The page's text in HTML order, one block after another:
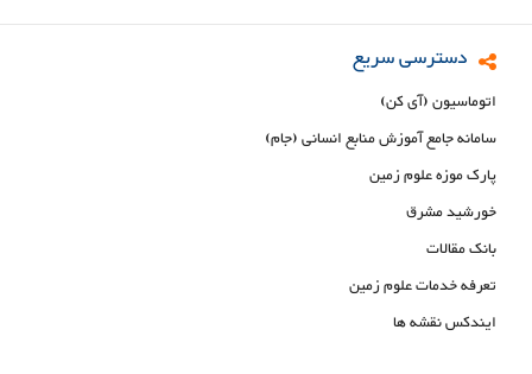
دسترسی سریع
اتوماسیون (آی کن)
سامانه جامع آموزش منابع انسانی (جام)
پارک موزه علوم زمین
خورشید مشرق
بانک مقالات
تعرفه خدمات علوم زمین
ایندکس نقشه ها